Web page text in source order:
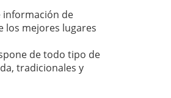
información de
los mejores lugares
de todo tipo de
tradicionales y